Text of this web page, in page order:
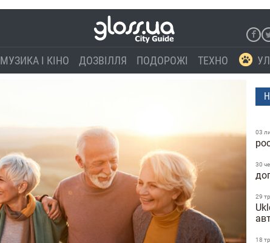
МУЗИКА І КІНО ДОЗВІЛЛЯ ПОДОРОЖІ ТЕХНО
03
30
29
18